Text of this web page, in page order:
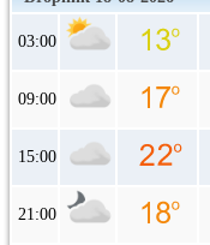
03:00
09:00
15:00
21:00